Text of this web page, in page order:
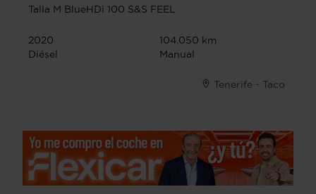
Talla M BlueHDi 100 S&S FEEL
2020
104.050 km
Diésel
Manual
Tenerife - Taco